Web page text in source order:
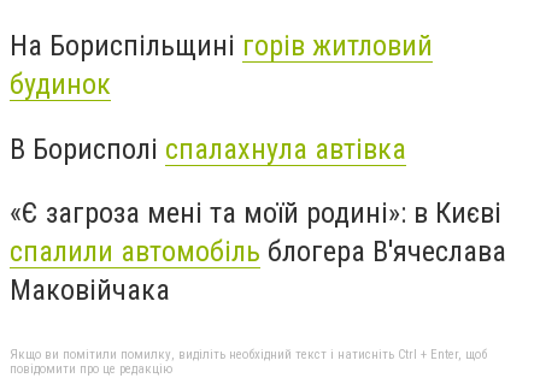
На Бориспільщині горів житловий
будинок
В Борисполі спалахнула автівка
«Є загроза мені та моїй родині»: в Києві
спалили автомобіль блогера В'ячеслава
Маковійчака
Якщо ви помітили помилку, виділіть необхідний текст і натисніть Ctrl + Enter, щоб
повідомити про це редакцію